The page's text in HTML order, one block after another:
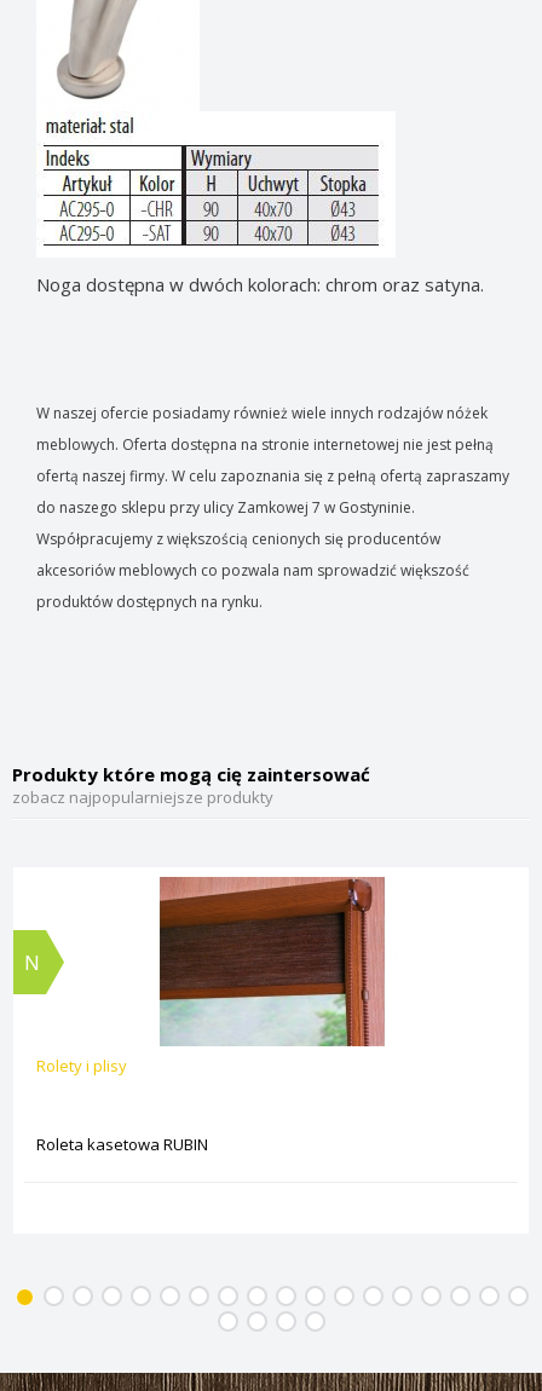
Noga dostępna w dwóch kolorach: chrom oraz satyna.
W naszej ofercie posiadamy również wiele innych rodzajów nóżek
meblowych. Oferta dostępna na stronie internetowej nie jest pełną
ofertą naszej firmy. W celu zapoznania się z pełną ofertą zapraszamy
do naszego sklepu przy ulicy Zamkowej 7 w Gostyninie.
Współpracujemy z większością cenionych się producentów
akcesoriów meblowych co pozwala nam sprowadzić większość
produktów dostępnych na rynku.
Produkty które mogą cię zaintersować
zobacz najpopularniejsze produkty
N
Rolety i plisy
Roleta kasetowa RUBIN